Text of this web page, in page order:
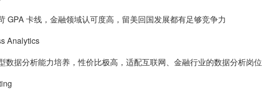
GPA 卡线，金融领域认可度高，留美回国发展都有足够竞争力
Analytics
据分析能力培养，性价比极高，适配互联网、金融行业的数据分析岗位